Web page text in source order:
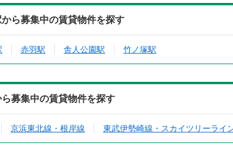
ら募集中の賃貸物件を探す
赤羽駅 舎人公園駅 竹ノ塚駅
募集中の賃貸物件を探す
京浜東北線・根岸線 東武伊勢崎線・スカイツリーライ